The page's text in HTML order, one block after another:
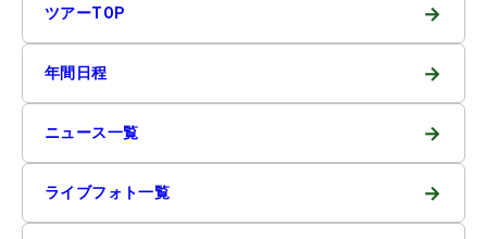
ツアーTOP →
年間日程 →
ニュース一覧 →
ライブフォト一覧 →